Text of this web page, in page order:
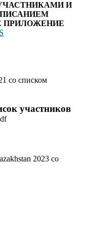
И
ПРИЛОЖЕНИЕ
со списком
участников
2023 со